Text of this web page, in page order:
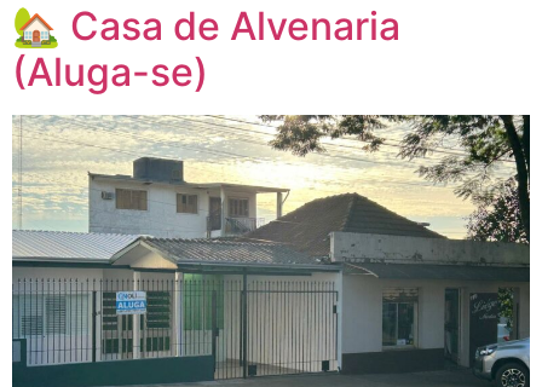
🏡 Casa de Alvenaria
(Aluga-se)